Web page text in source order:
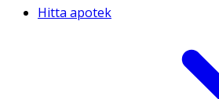
Hitta apotek